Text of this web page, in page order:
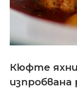
Кюфте